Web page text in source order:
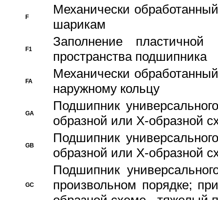
F
Механически
шарикам
F1
Заполнение
пространства подшипника
FA
Механически
наружному кольцу
GA
Подшипник
образной или Х-образной
GB
Подшипник
образной или Х-образной
GC
Подшипник
произвольном порядке;